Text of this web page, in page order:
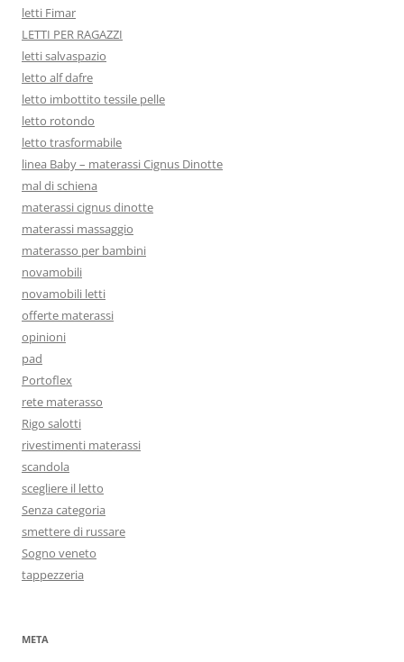
letti Fimar
LETTI PER RAGAZZI
letti salvaspazio
letto alf dafre
letto imbottito tessile pelle
letto rotondo
letto trasformabile
linea Baby – materassi Cignus Dinotte
mal di schiena
materassi cignus dinotte
materassi massaggio
materasso per bambini
novamobili
novamobili letti
offerte materassi
opinioni
pad
Portoflex
rete materasso
Rigo salotti
rivestimenti materassi
scandola
scegliere il letto
Senza categoria
smettere di russare
Sogno veneto
tappezzeria
META